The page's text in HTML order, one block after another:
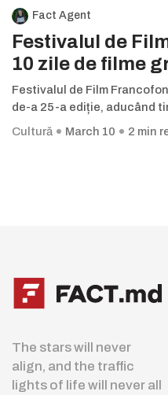
Fact Agent
Festivalul de
10 zile de filme
Festivalul de Film
de-a 25-a ediție, aducând
Cultură
March 10 2 min
The stars will never
align, and the traffic
lights of life will never all